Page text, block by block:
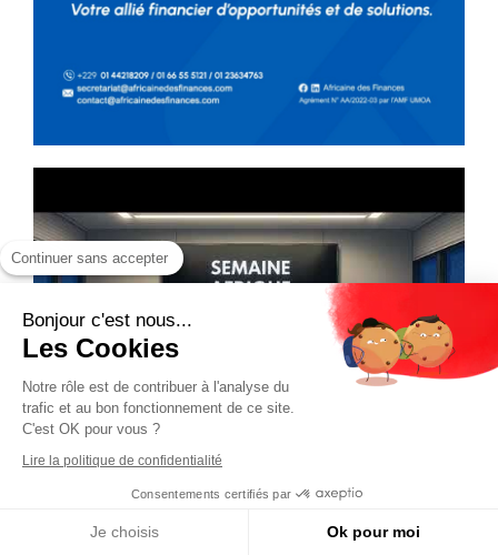
Continuer sans accepter
Bonjour c'est nous...
Les Cookies
Notre rôle est de contribuer à l'analyse du
trafic et au bon fonctionnement de ce site.
C'est OK pour vous ?
Lire la politique de confidentialité
Consentements certifiés par
Je choisis Ok pour moi